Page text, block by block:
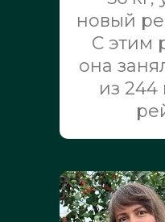
новый
С этим
она
из